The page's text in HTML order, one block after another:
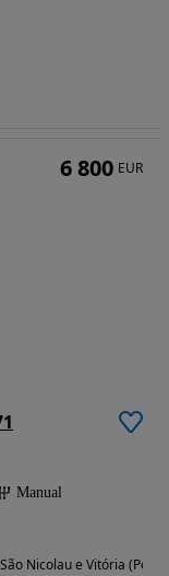
Manual
Nicolau e Vitória (Porto)
6 800 EUR